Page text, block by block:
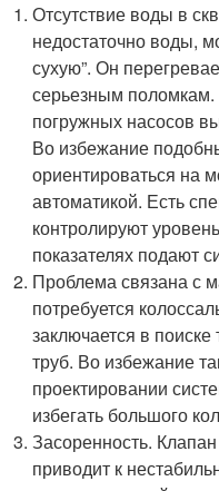
Отсутствие воды в
недостаточно воды,
сухую”. Он
серьезным
погружных насосов
Во избежание
ориентироваться на
автоматикой. Есть
контролируют
показателях подают
Проблема связана с
потребуется
заключается в
труб. Во избежание
проектировании
избегать большого
Засоренность.
приводит к